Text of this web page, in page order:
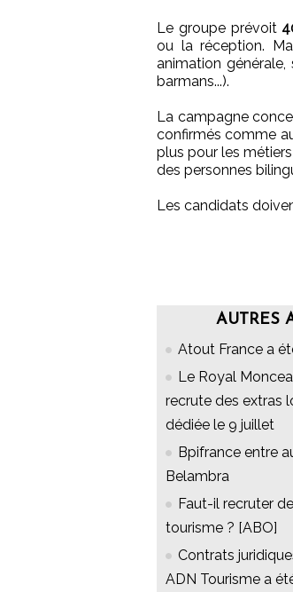
Le groupe prévoit
ou la réception.
animation
barmans...).
La campagne
confirmés comme
plus pour les
des personnes
Les candidats
AUTRES
Atout France a
Le Royal
recrute des extras
dédiée le 9 juillet
Bpifrance entre
Belambra
Faut-il recruter
tourisme ? [ABO]
Contrats
ADN Tourisme a